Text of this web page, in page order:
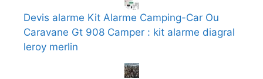
Devis alarme Kit Alarme Camping-Car Ou
Caravane Gt 908 Camper : kit alarme diagral
leroy merlin